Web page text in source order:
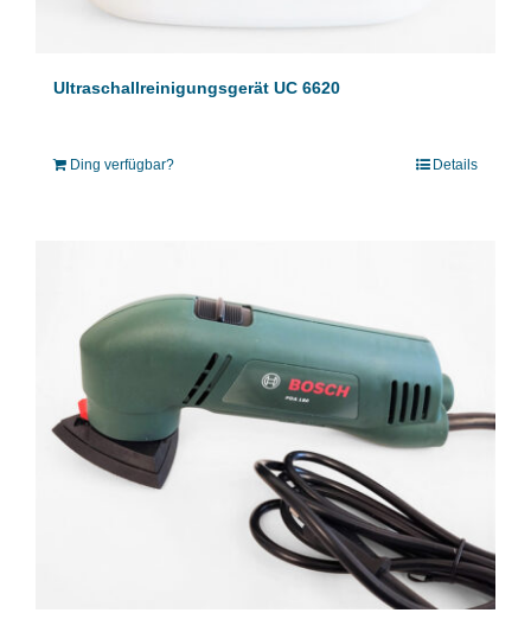
Ultraschallreinigungsgerät UC 6620
Ding verfügbar? Details